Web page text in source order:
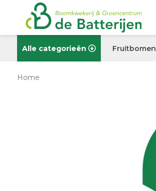
Alle categorieën Fruitbomen
Home